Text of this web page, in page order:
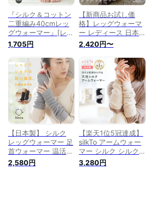
『シルク＆コットン
二重編み40cmレッ
グウォーマー』[レッ
グウォーマー アーム
ウォーマー レディー
ス 男女兼用 ユニセ
ックス 日本製 絹 シ
ルク 冷え対策 温活
防寒 寒さ対策]※メー
ル便可※【10】
1,705円
【新商品お試し価
格】レッグウォーマ
ー レディース 日本
製 【 シルク&コット
ン二重編みレッグウ
ォーマー 】冬 綿 シ
ルク 防寒 足 冷え お
しゃれ ロング かわ
いい コットン ベー
ジュ 黒 ゆったり 大
人 厚手 アームウォ
ーマー 早割 ギフト
クリスマス 早割 セ
ール
2,420円〜
【日本製】 シルク
レッグウォーマー 足
首ウォーマー 温活
妊活 足首 冷え 温め
綿 重ね履き アーム
2,580円
【楽天1位5冠達成】
silkTo アームウォー
マー シルク シルク
アームウォーマー ア
ームカバー 日本製
3,280円